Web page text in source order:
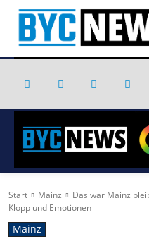
Start Mainz
Das war Mainz
Klopp und Emotionen
Mainz